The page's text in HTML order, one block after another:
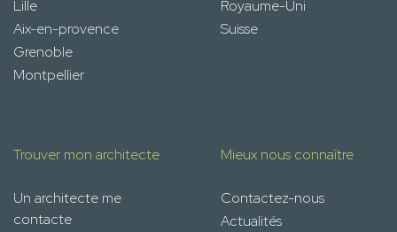
Lille
Aix-en-provence
Grenoble
Montpellier
Royaume-Uni
Suisse
Trouver mon architecte
Un architecte me
contacte
Mieux nous connaître
Contactez-nous
Actualités